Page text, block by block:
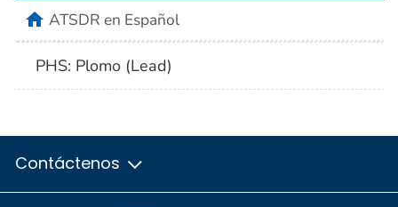
homeATSDR en Español
PHS: Plomo (Lead)
Contáctenos